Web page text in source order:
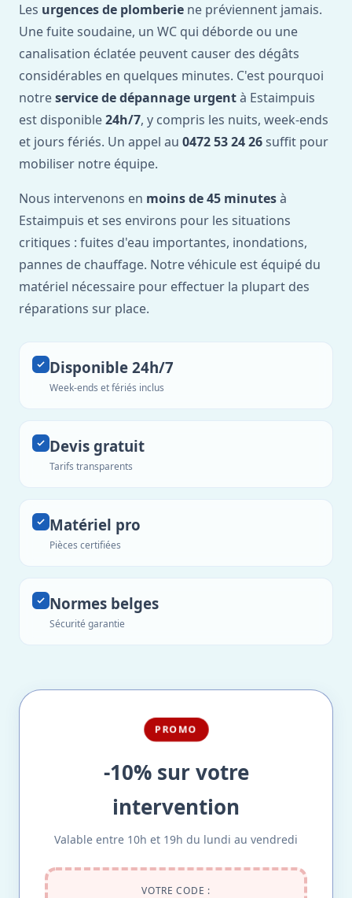
Les urgences de plomberie ne préviennent jamais.
Une fuite soudaine, un WC qui déborde ou une
canalisation éclatée peuvent causer des dégâts
considérables en quelques minutes. C'est pourquoi
notreservice de dépannage urgentà Estaimpuis
est disponible24h/7, y compris les nuits, week-ends
et jours fériés. Un appel au 0472 53 24 26 suffit pour
mobiliser notre équipe.
Nous intervenons en moins de 45 minutesà
Estaimpuis et ses environs pour les situations
critiques : fuites d'eau importantes, inondations,
pannes de chauffage. Notre véhicule est équipé du
matériel nécessaire pour effectuer la plupart des
réparations sur place.
Disponible 24h/7
Week-ends et fériés inclus
Devis gratuit
Tarifs transparents
Matériel pro
Pièces certifiées
Normes belges
Sécurité garantie
PROMO
-10% sur votre
intervention
Valable entre 10h et 19h du lundi au vendredi
VOTRE CODE :